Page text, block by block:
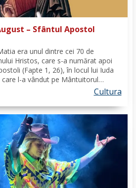
– Sfântul Apostol
era unul dintre cei 70 de
Hristos, care s-a numărat apoi
(Fapte 1, 26), în locul lui Iuda
l-a vândut pe Mântuitorul
După Învierea şi Înălţarea la cer a
Cultura